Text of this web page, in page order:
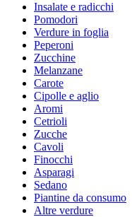
Insalate e radicchi
Pomodori
Verdure in foglia
Peperoni
Zucchine
Melanzane
Carote
Cipolle e aglio
Aromi
Cetrioli
Zucche
Cavoli
Finocchi
Asparagi
Sedano
Piantine da consumo
Altre verdure